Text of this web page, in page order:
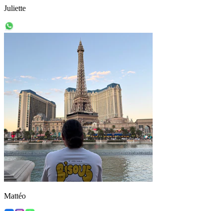
Juliette
Mattéo